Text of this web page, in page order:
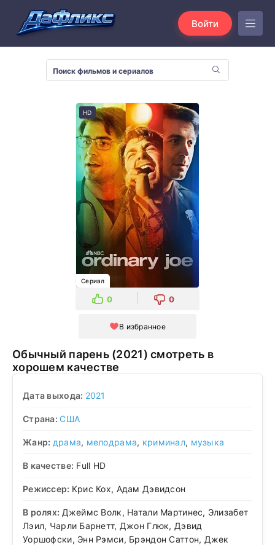
Войти
HD
Сериал
0 0
В избранное
Обычный парень (2021) смотреть в
хорошем качестве
Дата выхода: 2021
Страна:США
Жанр: драма, мелодрама, криминал, музыка
В качестве: Full HD
Режиссер: Крис Кох, Адам Дэвидсон
В ролях: Джеймс Волк, Натали Мартинес, Элизабет
Лэил, Чарли Барнетт, Джон Глюк, Дэвид
Уоршофски, Энн Рэмси, Брэндон Саттон, Джек